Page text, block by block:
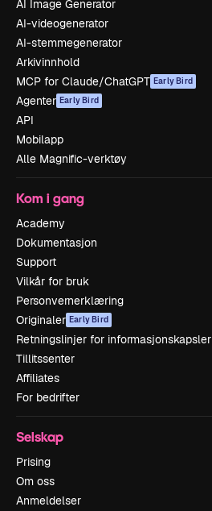
AI Image Generator
AI-videogenerator
AI-stemmegenerator
Arkivinnhold
MCP for Claude/ChatGPT Early Bird
Agenter Early Bird
API
Mobilapp
Alle Magnific-verktøy
Kom i gang
Academy
Dokumentasjon
Support
Vilkår for bruk
Personvernerklæring
Originaler Early Bird
Retningslinjer for informasjonskapsler
Tillitssenter
Affiliates
For bedrifter
Selskap
Prising
Om oss
Anmeldelser